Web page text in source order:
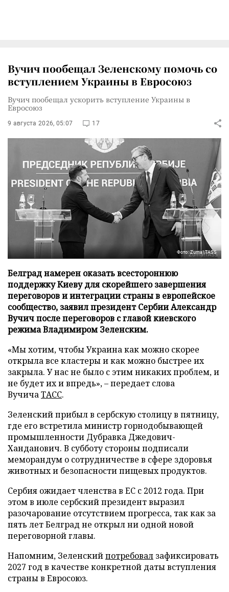
Вучич пообещал Зеленскому помочь со
вступлением Украины в Евросоюз
Вучич пообещал ускорить вступление Украины в
Евросоюз
9 августа 2026, 05:07 17
Фото: Zuma\TASS
Белград намерен оказать всестороннюю
поддержку Киеву для скорейшего завершения
переговоров и интеграции страны в европейское
сообщество, заявил президент Сербии Александр
Вучич после переговоров с главой киевского
режима Владимиром Зеленским.
«Мы хотим, чтобы Украина как можно скорее
открыла все кластеры и как можно быстрее их
закрыла. У нас не было с этим никаких проблем, и
не будет их и впредь», – передает слова
ВучичаТАСС.
Зеленский прибыл в сербскую столицу в пятницу,
где его встретила министр горнодобывающей
промышленности Дубравка Джедович-
Ханданович. В субботу стороны подписали
меморандум о сотрудничестве в сфере здоровья
животных и безопасности пищевых продуктов.
Сербия ожидает членства в ЕС с 2012 года. При
этом в июле сербский президент выразил
разочарование отсутствием прогресса, так как за
пять лет Белград не открыл ни одной новой
переговорной главы.
Напомним, Зеленскийпотребовал зафиксировать
2027 год в качестве конкретной даты вступления
страны в Евросоюз.